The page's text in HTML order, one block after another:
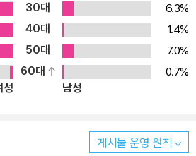
트레이터를 제대로 활용할 수 있다.
30대
6.3%
40대
1.4%
50대
7.0%
60대
0.7%
성
남성
게시물 운영 원칙